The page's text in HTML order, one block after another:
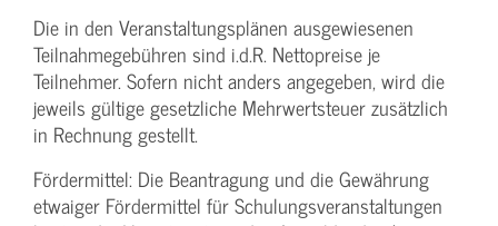
Die in den Veranstaltungsplänen ausgewiesenen
Teilnahmegebühren sind i.d.R. Nettopreise je
Teilnehmer. Sofern nicht anders angegeben, wird die
jeweils gültige gesetzliche Mehrwertsteuer zusätzlich
in Rechnung gestellt.
Fördermittel: Die Beantragung und die Gewährung
etwaiger Fördermittel für Schulungs­veranstaltungen